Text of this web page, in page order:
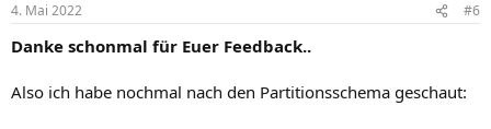
e
:
4. Mai 2022 #6
Danke schonmal für Euer Feedback..
Also ich habe nochmal nach den Partitionsschema geschaut: